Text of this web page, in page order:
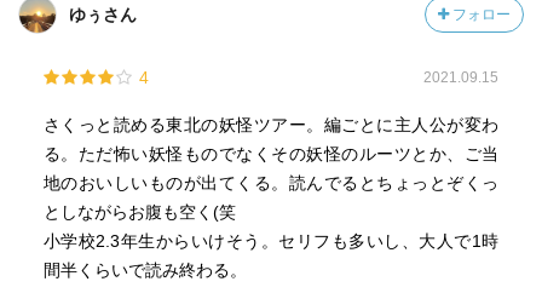
ゆぅさん フォロー
4 2021.09.15
さくっと読める東北の妖怪ツアー。編ごとに主人公が変わ
る。ただ怖い妖怪ものでなくその妖怪のルーツとか、ご当
地のおいしいものが出てくる。読んでるとちょっとぞくっ
としながらお腹も空く(笑
小学校2.3年生からいけそう。セリフも多いし、大人で1時
間半くらいで読み終わる。